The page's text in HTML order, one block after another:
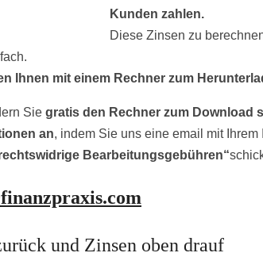
Kunden zahlen.
Diese Zinsen zu
Ihnen mit einem Rechner zum
Sie gratis den Rechner zum Download
an, indem Sie uns eine email mit Ihrem
Bearbeitungsgebühren“
und Zinsen oben drauf